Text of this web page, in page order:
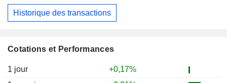
Cotations et Performances
1 jour
+0,17%
Historique des transactions